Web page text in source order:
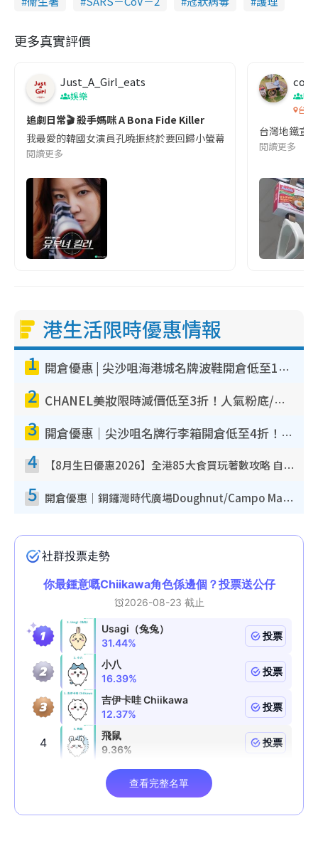
更多真實評價
Just_A_Girl_eats
娛樂
追劇日常🎬 殺手媽咪 A Bona Fide Killer
我最愛的韓國女演員孔曉振終於要回歸小螢幕啦!這次的劇本改編
閱讀更多
co
吹
台灣
台灣地鐵宣
閱讀更多
港生活限時優惠情報
1 開倉優惠 | 尖沙咀海港城名牌波鞋開倉低至1折！On鞋$899起／Joy&Peace鞋履$98起
2 CHANEL美妝限時減價低至3折！人氣粉底/唇膏/精華液低至$275！COCO香水都有平
3 開倉優惠｜尖沙咀名牌行李箱開倉低至4折！一連5日 American Tourister/ace./Hallmark $200起！
4 【8月生日優惠2026】全港85大食買玩著數攻略 自助餐/火鍋放題同行免費＋誠品/DONKI送現金券
5 開倉優惠｜銅鑼灣時代廣場Doughnut/Campo Marzio開倉低至1折！背囊、書包、手袋劈價$200起